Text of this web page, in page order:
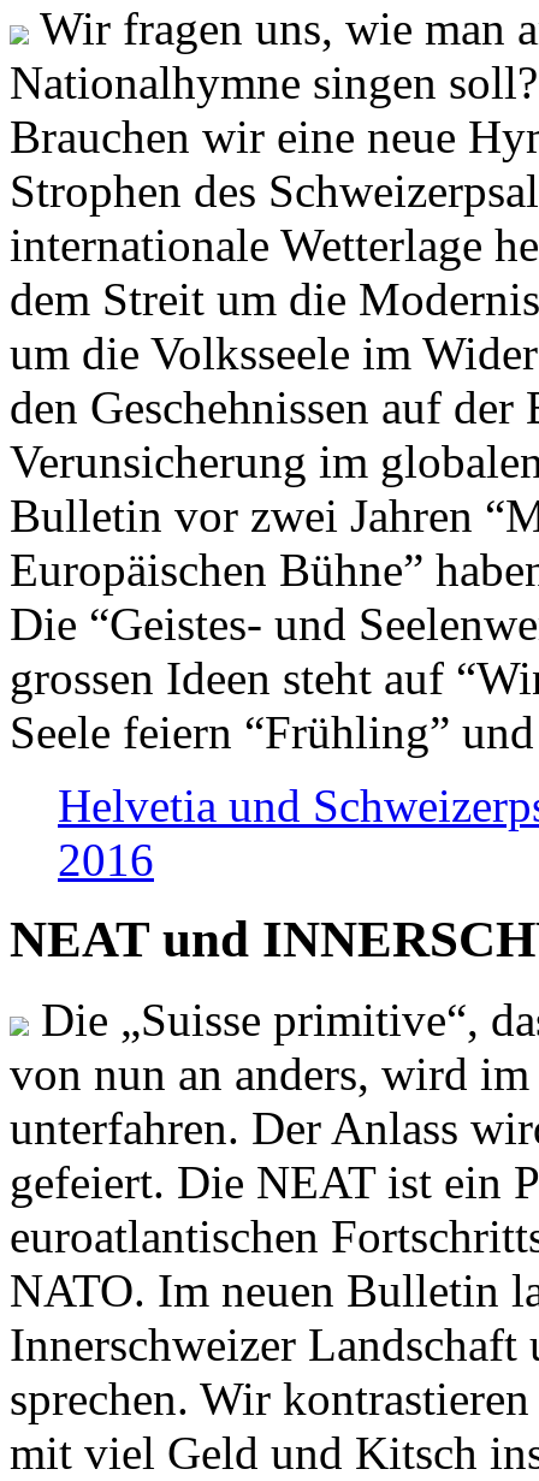
Wir fragen uns, wie man
Nationalhymne singen
Brauchen wir eine neue
Strophen des
internationale Wetterlage
dem Streit um die
um die Volksseele im
den Geschehnissen auf
Verunsicherung im
Bulletin vor zwei Jahren
Europäischen Bühne”
Die “Geistes- und
grossen Ideen steht auf
Seele feiern “Frühling”
Helvetia und
2016
NEAT und
Die „Suisse primitive“,
von nun an anders, wird
unterfahren. Der Anlass
gefeiert. Die NEAT ist ein
euroatlantischen
NATO. Im neuen Bulletin
Innerschweizer
sprechen. Wir
mit viel Geld und Kitsch